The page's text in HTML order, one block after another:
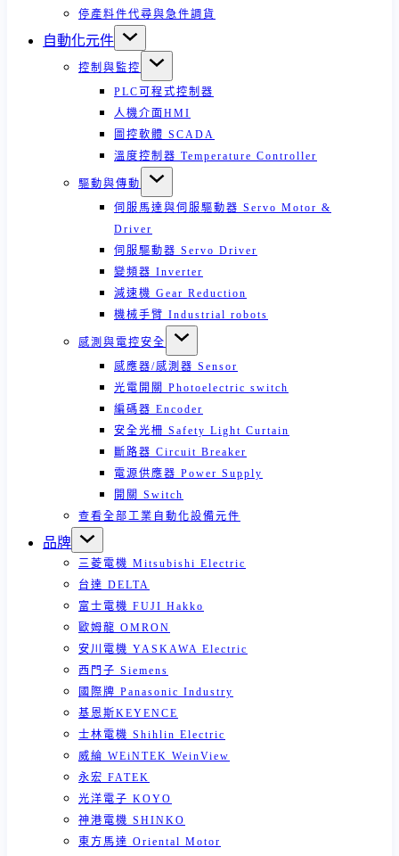
停產料件代尋與急件調貨
自動化元件
控制與監控
PLC可程式控制器
人機介面HMI
圖控軟體 SCADA
溫度控制器 Temperature Controller
驅動與傳動
伺服馬達與伺服驅動器 Servo Motor &
Driver
伺服驅動器 Servo Driver
變頻器 Inverter
減速機 Gear Reduction
機械手臂 Industrial robots
感測與電控安全
感應器/感測器 Sensor
光電開關 Photoelectric switch
編碼器 Encoder
安全光柵 Safety Light Curtain
斷路器 Circuit Breaker
電源供應器 Power Supply
開關 Switch
查看全部工業自動化設備元件
品牌
三菱電機 Mitsubishi Electric
台達 DELTA
富士電機 FUJI Hakko
歐姆龍 OMRON
安川電機 YASKAWA Electric
西門子 Siemens
國際牌 Panasonic Industry
基恩斯KEYENCE
士林電機 Shihlin Electric
威綸 WEiNTEK WeinView
永宏 FATEK
光洋電子 KOYO
神港電機 SHINKO
東方馬達 Oriental Motor